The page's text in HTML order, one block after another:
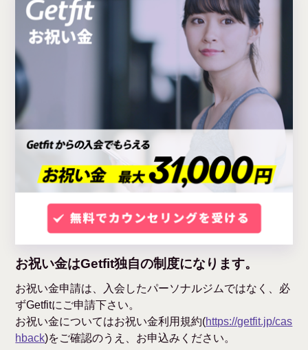
お祝い金はGetfit独自の制度になります。
お祝い金申請は、入会したパーソナルジムではなく、必
ずGetfitにご申請下さい。
お祝い金についてはお祝い金利用規約(https://getfit.jp/cas
hback)をご確認のうえ、お申込みください。